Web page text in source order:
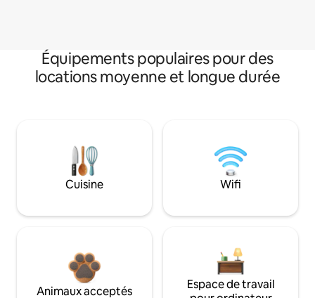
Équipements populaires pour des
locations moyenne et longue durée
Cuisine Wifi
Animaux acceptés
Espace de travail